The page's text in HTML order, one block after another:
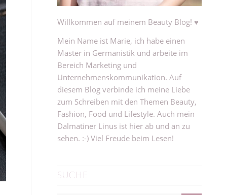
Willkommen auf meinem Beauty Blog! ♥
Mein Name ist Marie, ich habe einen
Master in Germanistik und arbeite im
Bereich Marketing und
Unternehmenskommunikation. Auf
diesem Blog verbinde ich meine Liebe
zum Schreiben mit den Themen Beauty,
Fashion, Food und Lifestyle. Auch mein
Dalmatiner Linus ist hier ab und an zu
sehen. :-) Viel Freude beim Lesen!
SUCHE